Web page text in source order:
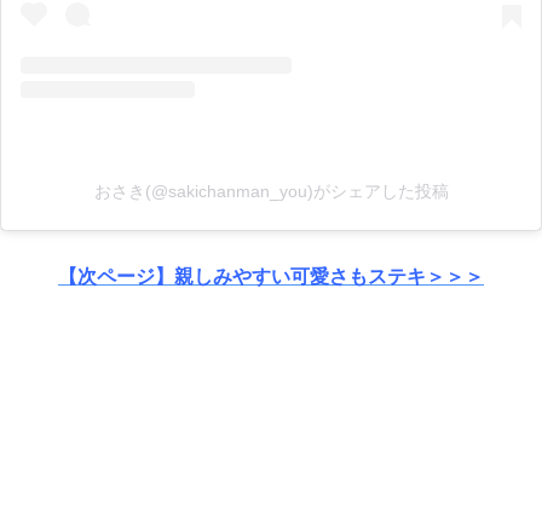
おさき(@sakichanman_you)がシェアした投稿
【次ページ】親しみやすい可愛さもステキ＞＞＞